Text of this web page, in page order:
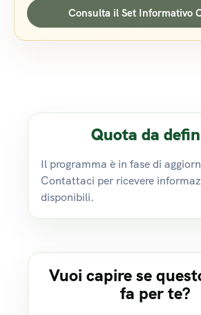
Consulta il Set Informativo
Quota da
Il programma è in fase di
Contattaci per ricevere
disponibili.
Vuoi capire se
fa per te?